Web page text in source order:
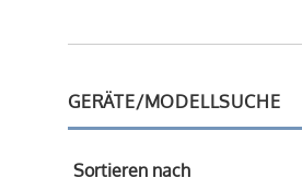
GERÄTE/MODELLSUCHE
Sortieren nach